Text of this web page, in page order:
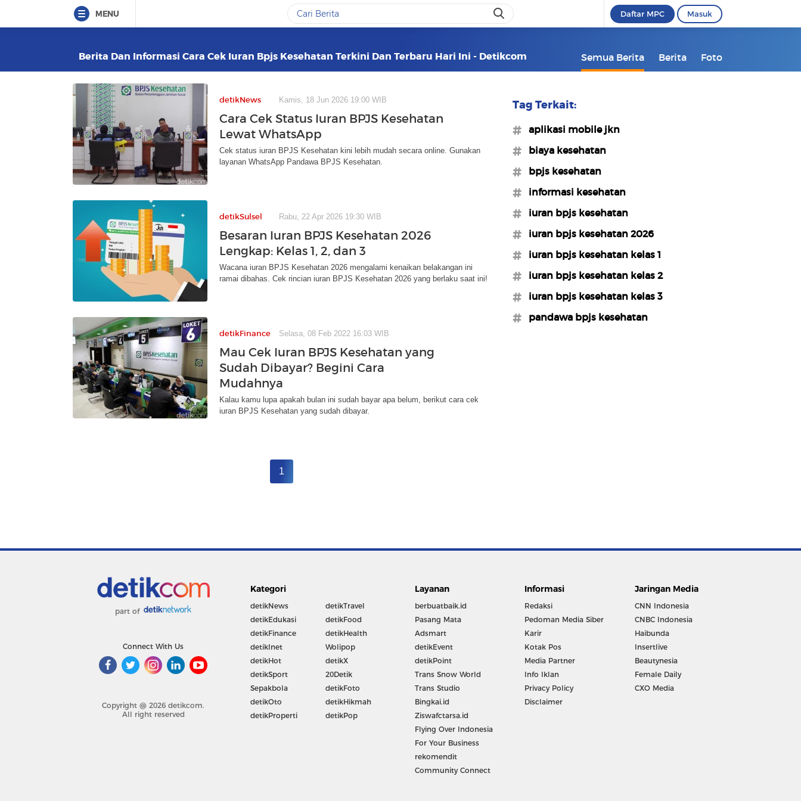
MENU Daftar MPC Masuk
Berita Dan Informasi Cara Cek Iuran Bpjs Kesehatan Terkini Dan Terbaru Hari Ini - Detikcom Semua Berita Berita Foto
detikNews Kamis, 18 Jun 2026 19:00 WIB
Cara Cek Status Iuran BPJS Kesehatan
Lewat WhatsApp
Cek status iuran BPJS Kesehatan kini lebih mudah secara online. Gunakan
layanan WhatsApp Pandawa BPJS Kesehatan.
detikSulsel Rabu, 22 Apr 2026 19:30 WIB
Besaran Iuran BPJS Kesehatan 2026
Lengkap: Kelas 1, 2, dan 3
Wacana iuran BPJS Kesehatan 2026 mengalami kenaikan belakangan ini
ramai dibahas. Cek rincian iuran BPJS Kesehatan 2026 yang berlaku saat ini!
detikFinance Selasa, 08 Feb 2022 16:03 WIB
Mau Cek Iuran BPJS Kesehatan yang
Sudah Dibayar? Begini Cara
Mudahnya
Kalau kamu lupa apakah bulan ini sudah bayar apa belum, berikut cara cek
iuran BPJS Kesehatan yang sudah dibayar.
1
Tag Terkait:
#aplikasi mobile jkn
#biaya kesehatan
#bpjs kesehatan
#informasi kesehatan
#iuran bpjs kesehatan
#iuran bpjs kesehatan 2026
#iuran bpjs kesehatan kelas 1
#iuran bpjs kesehatan kelas 2
#iuran bpjs kesehatan kelas 3
#pandawa bpjs kesehatan
part of
Connect With Us
Copyright @ 2026 detikcom.
All right reserved
Kategori
detikNews
detikEdukasi
detikFinance
detikInet
detikHot
detikSport
Sepakbola
detikOto
detikProperti
detikTravel
detikFood
detikHealth
Wolipop
detikX
20Detik
detikFoto
detikHikmah
detikPop
Layanan
berbuatbaik.id
Pasang Mata
Adsmart
detikEvent
detikPoint
Trans Snow World
Trans Studio
Bingkai.id
Ziswafctarsa.id
Flying Over Indonesia
For Your Business
rekomendit
Community Connect
Informasi
Redaksi
Pedoman Media Siber
Karir
Kotak Pos
Media Partner
Info Iklan
Privacy Policy
Disclaimer
Jaringan Media
CNN Indonesia
CNBC Indonesia
Haibunda
Insertlive
Beautynesia
Female Daily
CXO Media